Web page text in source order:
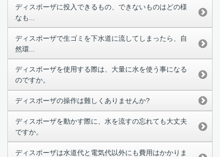
ディスポーザに投入できるもの、できないものはどの様
なも...
ディスポーザで生ゴミを下水道に流してしまったら、自
然環...
ディスポーザを使用する際は、大量に水を使う事になる
のですか。
ディスポーザの操作は難しくありませんか?
ディスポーザを動かす際に、水を流すの忘れても大丈夫
ですか。
ディスポーザは水道代と電気代以外にも費用はかかりま